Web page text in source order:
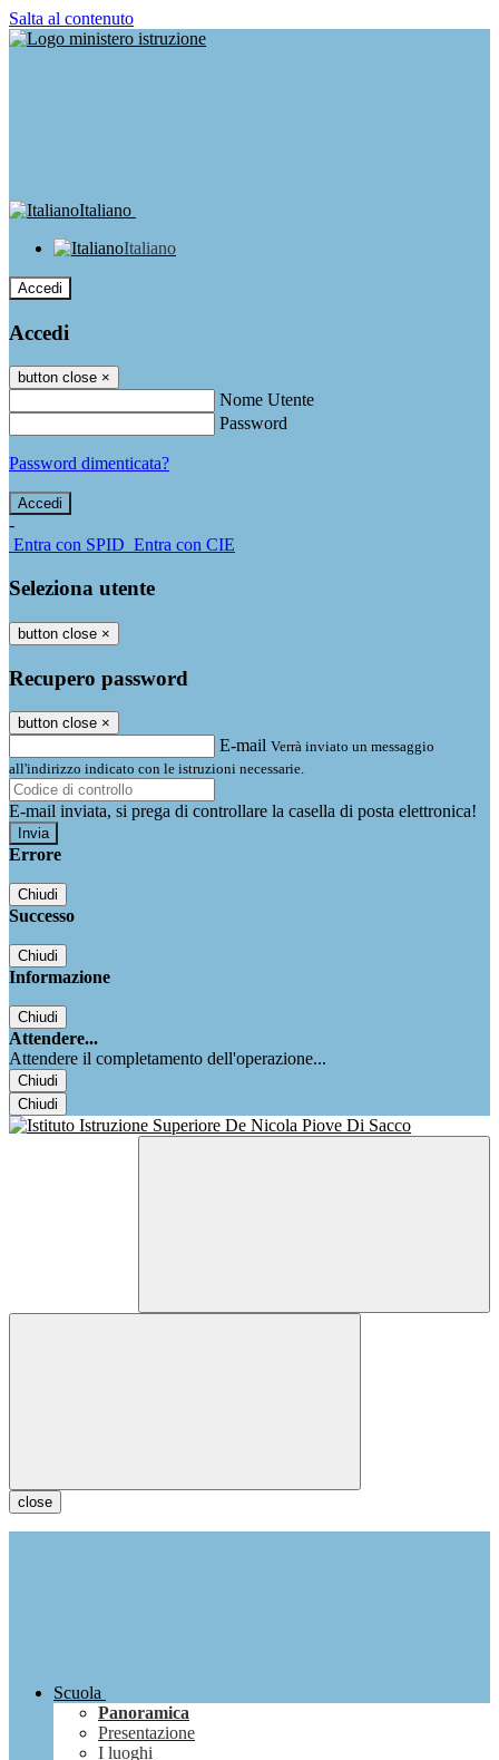
Salta al contenuto
Italiano
Italiano
Accedi
Accedi
button close ×
Nome Utente
Password
Password dimenticata?
-
Entra con SPID Entra con CIE
Seleziona utente
button close ×
Recupero password
button close ×
E-mail Verrà inviato un messaggio
all'indirizzo indicato con le istruzioni necessarie.
E-mail inviata, si prega di controllare la casella di posta elettronica!
Errore
Chiudi
Successo
Chiudi
Informazione
Chiudi
Attendere...
Attendere il completamento dell'operazione...
Chiudi
Chiudi
close
Scuola
Panoramica
Presentazione
I luoghi